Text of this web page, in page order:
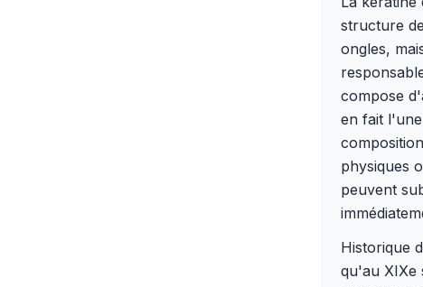
structure
ongles,
compose
en fait
physiques
peuvent
Historique
qu'au XIXe